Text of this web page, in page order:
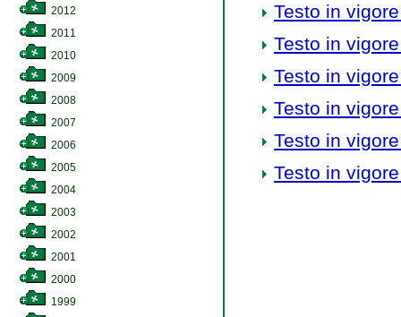
2012
2011
2010
2009
2008
2007
2006
2005
2004
2003
2002
2001
2000
1999
Testo in
Testo in
Testo in
Testo in
Testo in
Testo in